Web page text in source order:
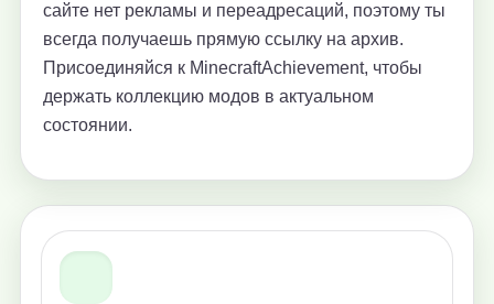
сайте нет рекламы и переадресаций, поэтому ты
всегда получаешь прямую ссылку на архив.
Присоединяйся к MinecraftAchievement, чтобы
держать коллекцию модов в актуальном
состоянии.